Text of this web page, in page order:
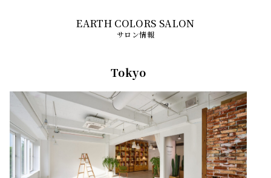
サロン情報
Tokyo